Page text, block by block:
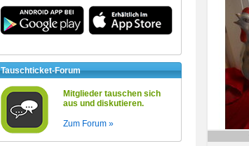
Tauschticket-Forum
Mitglieder tauschen sich
aus und diskutieren.
Zum Forum »